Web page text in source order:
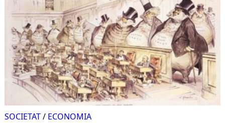
SOCIETAT/ ECONOMIA